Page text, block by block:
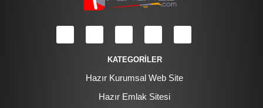
KATEGORİLER
Hazır Kurumsal Web Site
Hazır Emlak Sitesi